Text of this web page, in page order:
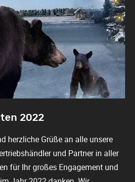
2022
herzliche Grüße an alle unsere
und Partner in aller
für Ihr großes Engagement und